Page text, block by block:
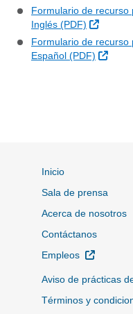
Formulario de recurso
Inglés (PDF)
Sitio
Formulario de recurso
Español (PDF)
Sitio
Inicio
Sala de prensa
Acerca de nosotros
Contáctanos
Empleos
Sitio
Aviso de prácticas
Términos y